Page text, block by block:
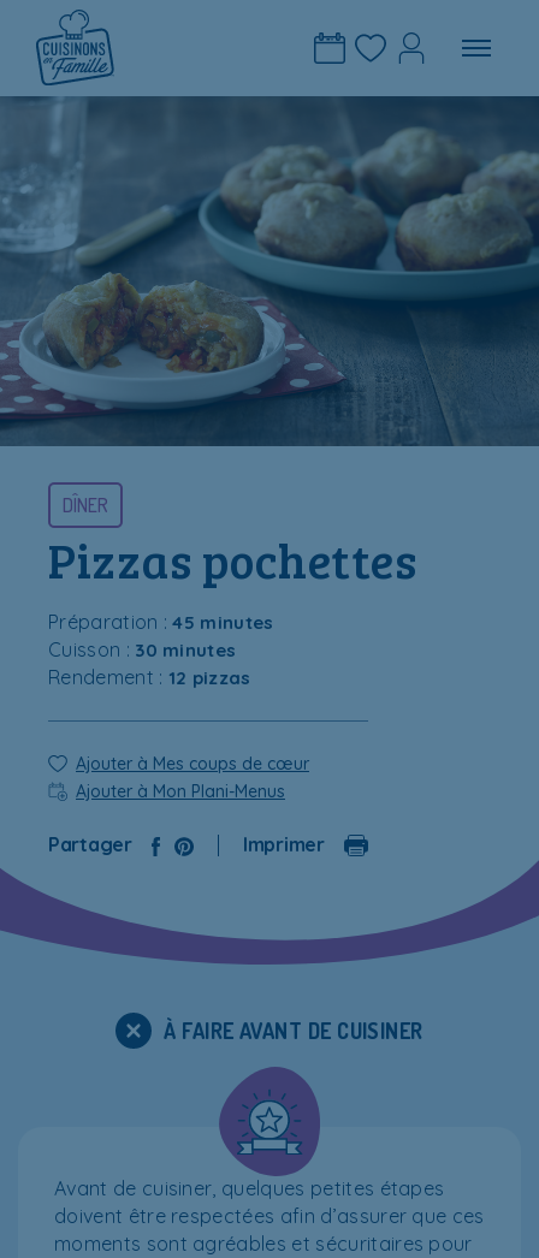
DÎNER
Pizzas pochettes
Préparation :45 minutes
Cuisson : 30 minutes
Rendement : 12 pizzas
Ajouter à Mes coups de cœur
Ajouter à Mon Plani-Menus
Partager Imprimer
À FAIRE AVANT DE CUISINER
Avant de cuisiner, quelques petites étapes
doivent être respectées afin d’assurer que ces
moments sont agréables et sécuritaires pour